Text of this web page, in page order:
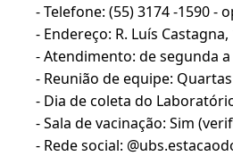
- Telefone: (55) 3174 -1590 -
- Endereço: R. Luís Castagna,
- Atendimento: de segunda
- Reunião de equipe:
- Dia de coleta do
- Sala de vacinação: Sim
- Rede social: